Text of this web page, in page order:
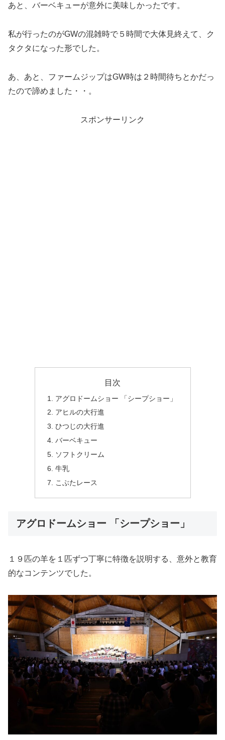
あと、バーベキューが意外に美味しかったです。
私が行ったのがGWの混雑時で５時間で大体見終えて、ク
タクタになった形でした。
あ、あと、ファームジップはGW時は２時間待ちとかだっ
たので諦めました・・。
スポンサーリンク
目次
アグロドームショー 「シープショー」
アヒルの大行進
ひつじの大行進
バーベキュー
ソフトクリーム
牛乳
こぶたレース
アグロドームショー 「シープショー」
１９匹の羊を１匹ずつ丁寧に特徴を説明する、意外と教育
的なコンテンツでした。